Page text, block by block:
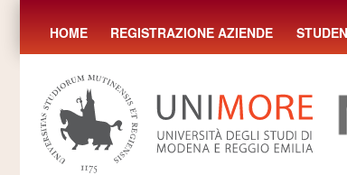
HOME REGISTRAZIONE AZIENDE